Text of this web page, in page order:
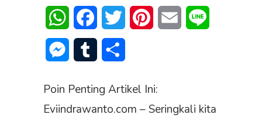
WhatsAppFacebookTwitter PinterestEmail
Messenger
Tumblr
Poin Penting Artikel Ini:
Eviindrawanto.com – Seringkali kita